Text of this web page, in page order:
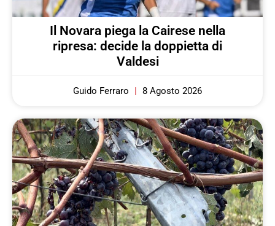
Il Novara piega la Cairese nella
ripresa: decide la doppietta di
Valdesi
Guido Ferraro 8 Agosto 2026